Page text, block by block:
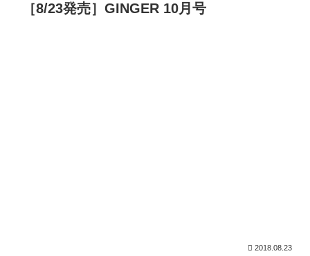
［8/23発売］GINGER 10月号
2018.08.23